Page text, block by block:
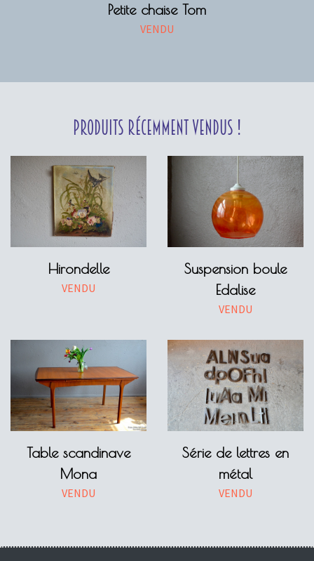
Petite chaise Tom
VENDU
Produits récemment vendus !
Hirondelle
VENDU
Suspension boule
Edalise
VENDU
Table scandinave
Mona
VENDU
Série de lettres en
métal
VENDU